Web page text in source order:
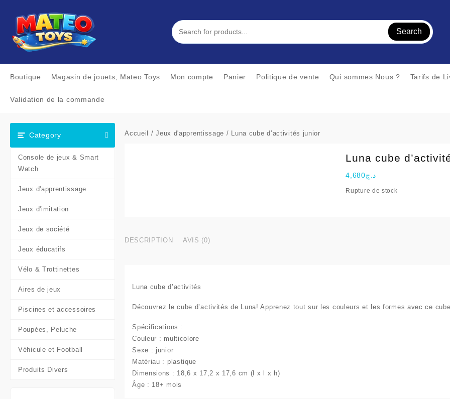
content
Search
Boutique Magasin de jouets, Mateo Toys Mon compte Panier Politique de vente Qui sommes Nous ? Tarifs de
Validation de la commande
Category
Console de jeux & Smart
Watch
Jeux d'apprentissage
Jeux d'imitation
Jeux de société
Jeux éducatifs
Vélo & Trottinettes
Aires de jeux
Piscines et accessoires
Poupées, Peluche
Véhicule et Football
Produits Divers
Accueil /Jeux d'apprentissage / Luna cube d’activités junior
Luna cube
د.ج4,680
Rupture de stock
DESCRIPTION AVIS (0)
Luna cube d’activités
Découvrez le cube d’activités de Luna! Apprenez tout sur les couleurs et les formes avec ce
Spécifications :
Couleur : multicolore
Sexe : junior
Matériau : plastique
Dimensions : 18,6 x 17,2 x 17,6 cm (l x l x h)
Âge : 18+ mois